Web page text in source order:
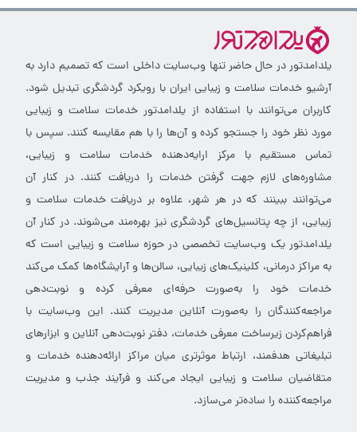
یلدامدتور در حال حاضر تنها وب‌سایت داخلی است که تصمیم دارد به
آرشیو خدمات سلامت و زیبایی ایران با رویکرد گردشگری تبدیل شود.
کاربران می‌توانند با استفاده از یلدامدتور خدمات سلامت و زیبایی
مورد نظر خود را جستجو کرده و آن‌ها را با هم مقایسه کنند. سپس با
تماس مستقیم با مرکز ارایه‌دهنده خدمات سلامت و زیبایی،
مشاوره‌های لازم جهت گرفتن خدمات را دریافت کنند. در کنار آن
می‌توانند ببینند که در هر شهر، علاوه بر دریافت خدمات سلامت و
زیبایی، از چه پتانسیل‌های گردشگری نیز بهره‌مند می‌شوند. در کنار آن
یلدامدتور یک وب‌سایت تخصصی در حوزه سلامت و زیبایی است که
به مراکز درمانی، کلینیک‌های زیبایی، سالن‌ها و آرایشگاه‌ها کمک می‌کند
خدمات خود را به‌صورت حرفه‌ای معرفی کرده و نوبت‌دهی
مراجعه‌کنندگان را به‌صورت آنلاین مدیریت کنند. این وب‌سایت با
فراهم‌کردن زیرساخت معرفی خدمات، دفتر نوبت‌دهی آنلاین و ابزارهای
تبلیغاتی هدفمند، ارتباط موثرتری میان مراکز ارائه‌دهنده خدمات و
متقاضیان سلامت و زیبایی ایجاد می‌کند و فرآیند جذب و مدیریت
مراجعه‌کننده را ساده‌تر می‌سازد.